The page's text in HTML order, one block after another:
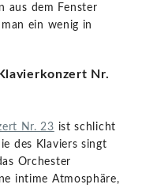
aus dem Fenster
ein wenig in
Nr.
Nr. 23 ist schlicht
des Klaviers singt
Orchester
intime Atmosphäre,